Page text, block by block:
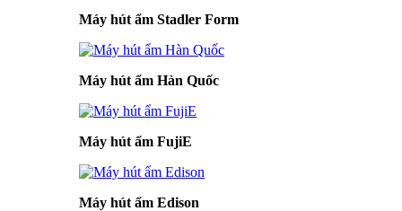
Máy hút ẩm Stadler Form
Máy hút ẩm Hàn Quốc
Máy hút ẩm FujiE
Máy hút ẩm Edison